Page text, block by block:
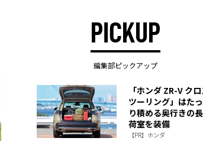
PICKUP
編集部ピックアップ
「ホンダ ZR-V ク
ツーリング」はた
り積める奥行きの
荷室を装備
【PR】ホンダ